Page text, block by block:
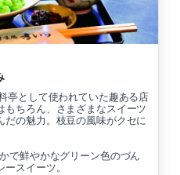
亭として使われていた趣ある店
もちろん、さまざまなスイーツ
だの魅力。枝豆の風味がクセに
で鮮やかなグリーン色のづん
スイーツ。